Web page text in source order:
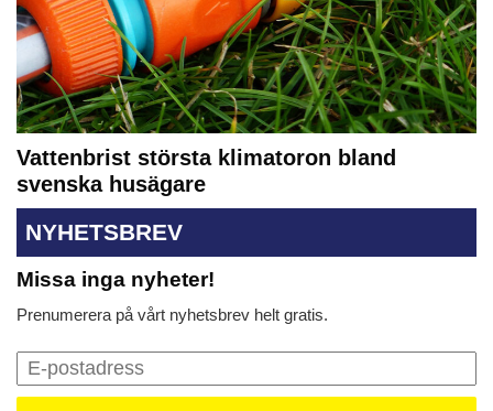
Vattenbrist största klimatoron bland
svenska husägare
NYHETSBREV
Missa inga nyheter!
Prenumerera på vårt nyhetsbrev helt gratis.